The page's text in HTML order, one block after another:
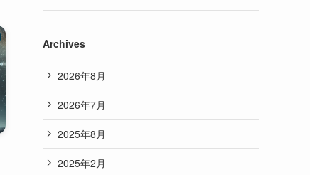
Archives
2026年8月
2026年7月
2025年8月
2025年2月